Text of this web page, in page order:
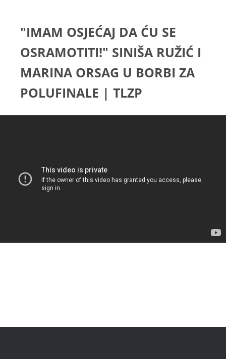
"IMAM OSJEĆAJ DA ĆU SE
OSRAMOTITI!" SINIŠA RUŽIĆ I
MARINA ORSAG U BORBI ZA
POLUFINALE | TLZP